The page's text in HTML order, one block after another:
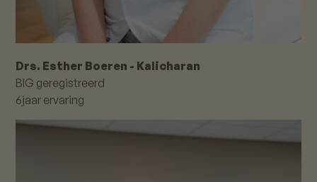
Drs. Esther Boeren - Kalicharan
BIG geregistreerd
6jaar ervaring